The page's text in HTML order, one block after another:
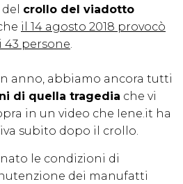
crollo del viadotto
il 14 agosto 2018 provocò
43 persone.
anno, abbiamo ancora tutti
di quella tragedia che vi
in un video che Iene.it ha
subito dopo il crollo.
le condizioni di
dei manufatti